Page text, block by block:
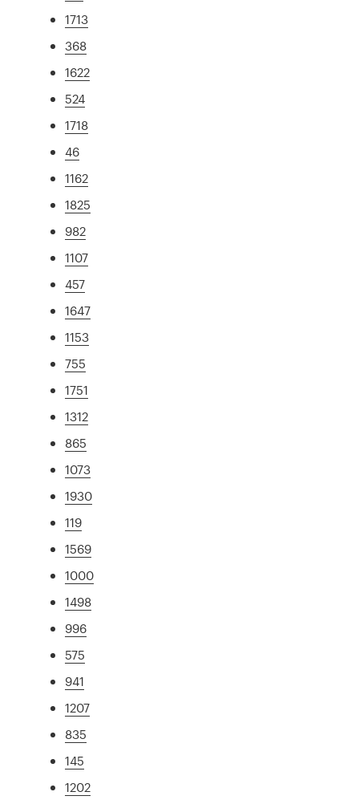
1713
368
1622
524
1718
46
1162
1825
982
1107
457
1647
1153
755
1751
1312
865
1073
1930
119
1569
1000
1498
996
575
941
1207
835
145
1202